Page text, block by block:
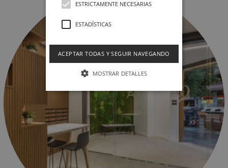
ESTRICTAMENTE NECESARIAS
ESTADÍSTICAS
ACEPTAR TODAS Y SEGUIR NAVEGANDO
MOSTRAR DETALLES